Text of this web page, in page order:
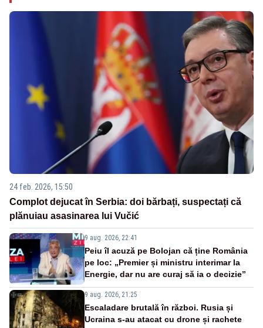
24 feb. 2026, 15:50
Complot dejucat în Serbia: doi bărbați, suspectați că
plănuiau asasinarea lui Vučić
9 aug. 2026, 22:41
Peiu îl acuză pe Bolojan că ține România
pe loc: „Premier și ministru interimar la
Energie, dar nu are curaj să ia o decizie”
9 aug. 2026, 21:25
Escaladare brutală în război. Rusia și
Ucraina s-au atacat cu drone și rachete